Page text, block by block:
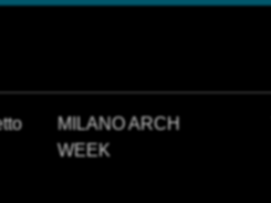
MILANO ARCH
WEEK